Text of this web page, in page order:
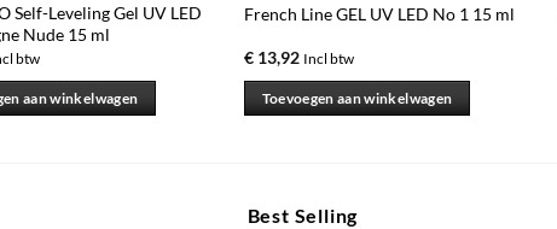
Self-Leveling Gel UV LED
Nude 15 ml
btw
aan winkelwagen
French Line GEL UV LED No 1 15 ml
€13,92 Incl btw
Toevoegen aan winkelwagen
Best Selling